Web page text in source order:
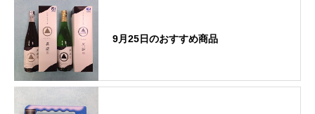
9月25日のおすすめ商品